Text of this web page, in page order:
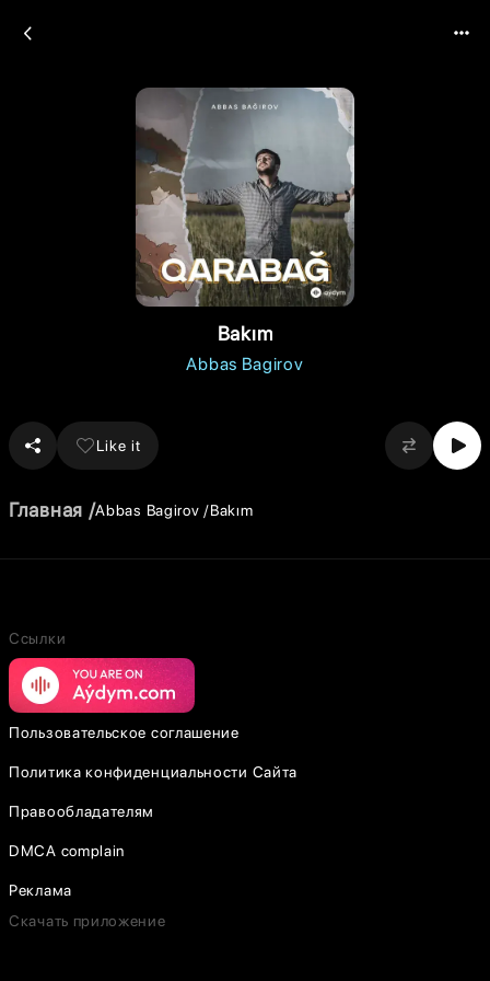
Bakım
Abbas Bagirov
Like it
Главная Abbas Bagirov Bakım
Ссылки
Пользовательское соглашение
Политика конфиденциальности Сайта
Правообладателям
DMCA complain
Реклама
Скачать приложение